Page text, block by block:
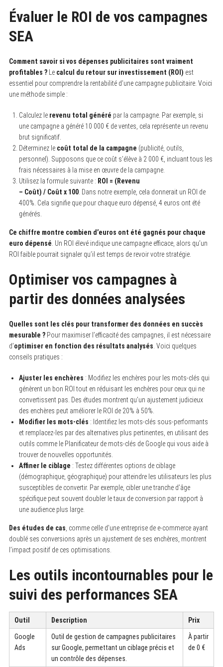
Évaluer le ROI de vos campagnes
SEA
Comment savoir si vos dépenses publicitaires sont vraiment
profitables ?Le calcul du retour sur investissement (ROI) est
essentiel pour comprendre la rentabilité d’une campagne publicitaire. Voici
une méthode simple :
Calculez le revenu total généré par la campagne. Par exemple, si
une campagne a généré 10 000 € de ventes, cela représente un revenu
brut significatif.
Déterminez le coût total de la campagne (publicité, outils,
personnel). Supposons que ce coût s’élève à 2 000 €, incluant tous les
frais nécessaires à la mise en œuvre de la campagne.
Utilisez la formule suivante : ROI = (Revenu
– Coût) / Coût x 100. Dans notre exemple, cela donnerait un ROI de
400%. Cela signifie que pour chaque euro dépensé, 4 euros ont été
générés.
Ce chiffre montre combien d’euros ont été gagnés pour chaque
euro dépensé. Un ROI élevé indique une campagne efficace, alors qu’un
ROI faible pourrait signaler qu’il est temps de revoir votre stratégie.
Optimiser vos campagnes à
partir des données analysées
Quelles sont les clés pour transformer des données en succès
mesurable ?Pour maximiser l’efficacité des campagnes, il est nécessaire
d’optimiser en fonction des résultats analysés. Voici quelques
conseils pratiques :
Ajuster les enchères : Modifiez les enchères pour les mots-clés qui
génèrent un bon ROI tout en réduisant les enchères pour ceux qui ne
convertissent pas. Des études montrent qu’un ajustement judicieux
des enchères peut améliorer le ROI de 20% à 50%.
Modifier les mots-clés : Identifiez les mots-clés sous-performants
et remplacez-les par des alternatives plus pertinentes, en utilisant des
outils comme le Planificateur de mots-clés de Google qui vous aide à
trouver de nouvelles opportunités.
Affiner le ciblage : Testez différentes options de ciblage
(démographique, géographique) pour atteindre les utilisateurs les plus
susceptibles de convertir. Par exemple, cibler une tranche d’âge
spécifique peut souvent doubler le taux de conversion par rapport à
une audience plus large.
Des études de cas, comme celle d’une entreprise de e-commerce ayant
doublé ses conversions après un ajustement de ses enchères, montrent
l’impact positif de ces optimisations.
Les outils incontournables pour le
suivi des performances SEA
Outil Description Prix
Google
Ads
Outil de gestion de campagnes publicitaires
sur Google, permettant un ciblage précis et
un contrôle des dépenses.
À partir
de 0 €